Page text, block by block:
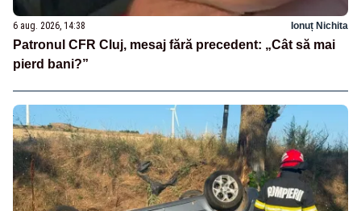
6 aug. 2026, 14:38 Ionuț Nichita
Patronul CFR Cluj, mesaj fără precedent: „Cât să mai
pierd bani?”